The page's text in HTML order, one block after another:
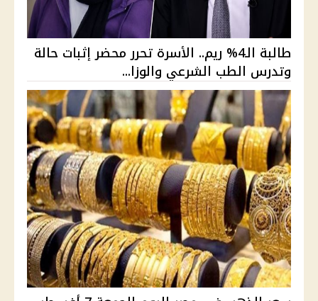
طالبة الـ4% ريم.. الأسرة تحرر محضر إثبات حالة
وتدرس الطب الشرعي والوزا...